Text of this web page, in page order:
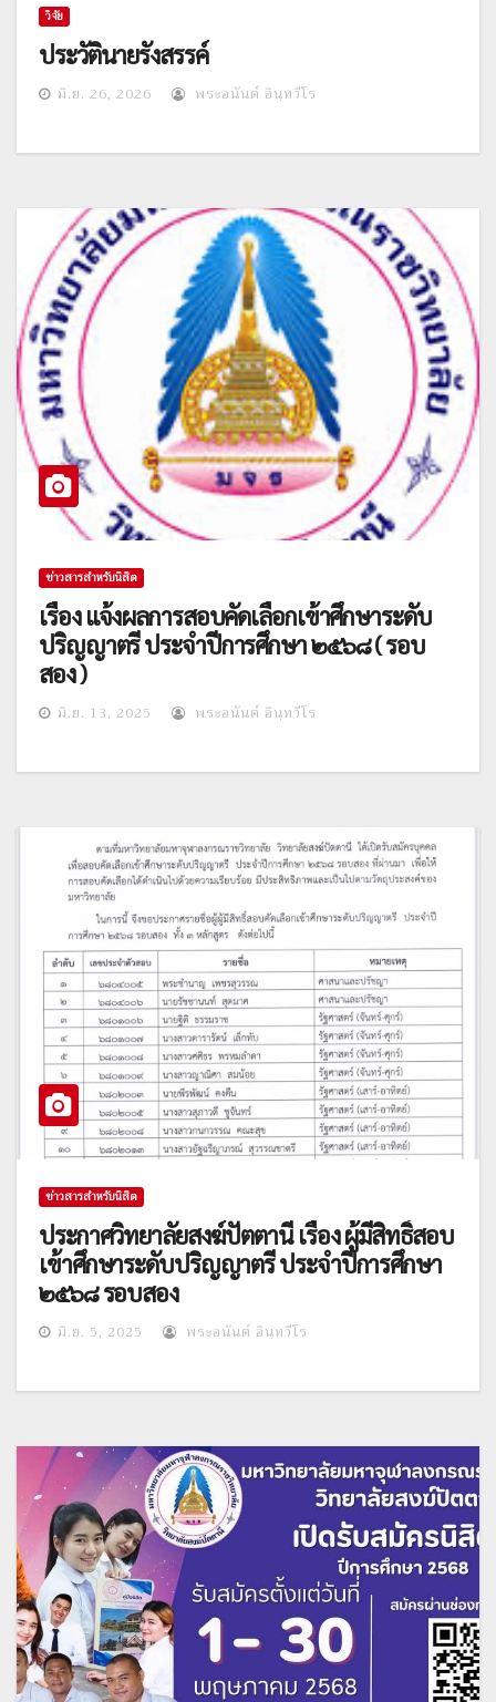
วิจัย
ประวัตินายรังสรรค์
มิ.ย. 26, 2026 พระอนันต์ อินฺทวีโร
ข่าวสารสำหรับนิสิต
เรื่อง แจ้งผลการสอบคัดเลือกเข้าศึกษาระดับ
ปริญญาตรี ประจำปีการศึกษา ๒๕๖๘ ( รอบ
สอง )
มิ.ย. 13, 2025 พระอนันต์ อินฺทวีโร
ข่าวสารสำหรับนิสิต
ประกาศวิทยาลัยสงฆ์ปัตตานี เรื่อง ผู้มีสิทธิ์สอบ
เข้าศึกษาระดับปริญญาตรี ประจำปีการศึกษา
๒๕๖๘ รอบสอง
มิ.ย. 5, 2025 พระอนันต์ อินฺทวีโร